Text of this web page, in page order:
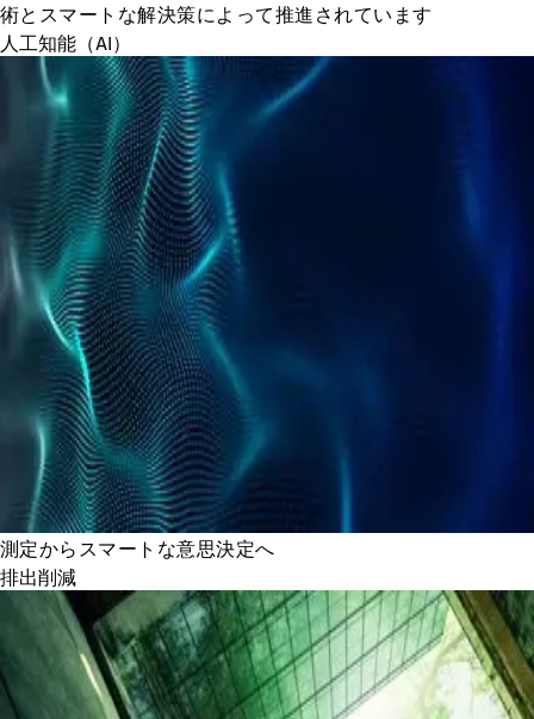
術とスマートな解決策によって推進されています
人工知能（AI）
測定からスマートな意思決定へ
排出削減